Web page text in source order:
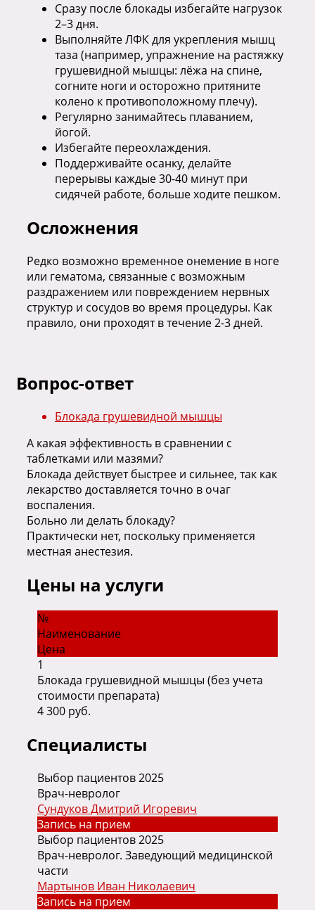
Сразу после блокады избегайте нагрузок
2–3 дня.
Выполняйте ЛФК для укрепления мышц
таза (например, упражнение на растяжку
грушевидной мышцы: лёжа на спине,
согните ноги и осторожно притяните
колено к противоположному плечу).
Регулярно занимайтесь плаванием,
йогой.
Избегайте переохлаждения.
Поддерживайте осанку, делайте
перерывы каждые 30-40 минут при
сидячей работе, больше ходите пешком.
Осложнения
Редко возможно временное онемение в ноге
или гематома, связанные с возможным
раздражением или повреждением нервных
структур и сосудов во время процедуры. Как
правило, они проходят в течение 2-3 дней.
Вопрос-ответ
Блокада грушевидной мышцы
А какая эффективность в сравнении с
таблетками или мазями?
Блокада действует быстрее и сильнее, так как
лекарство доставляется точно в очаг
воспаления.
Больно ли делать блокаду?
Практически нет, поскольку применяется
местная анестезия.
Цены на услуги
№
Наименование
Цена
1
Блокада грушевидной мышцы (без учета
стоимости препарата)
4 300 руб.
Специалисты
Выбор пациентов 2025
Врач-невролог
Сундуков Дмитрий Игоревич
Запись на прием
Выбор пациентов 2025
Врач-невролог. Заведующий медицинской
части
Мартынов Иван Николаевич
Запись на прием